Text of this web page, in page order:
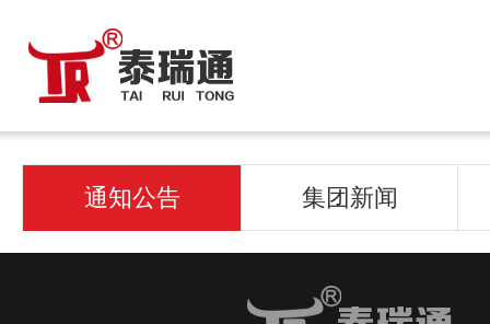
通知公告 集团新闻